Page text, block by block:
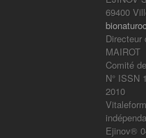
69400
Directeur
MAIROT
Comité
N° ISSN
2010
Ejinov®